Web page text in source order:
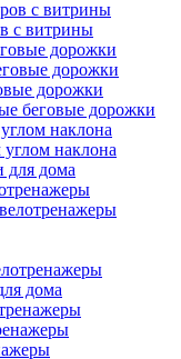
с витрины
дорожки
дорожки
дорожки
беговые дорожки
наклона
наклона
для дома
дома